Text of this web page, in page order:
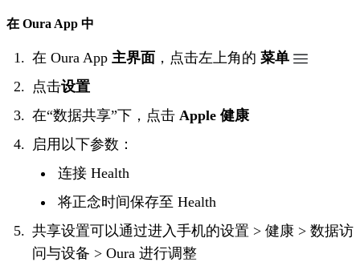
在 Oura App 中
在 Oura App 主界面 ，点击左上角的 菜单
点击设置
在“数据共享”下，点击 Apple 健康
启用以下参数：
连接 Health
将正念时间保存至 Health
共享设置可以通过进入手机的设置 > 健康 > 数据访
问与设备 > Oura 进行调整